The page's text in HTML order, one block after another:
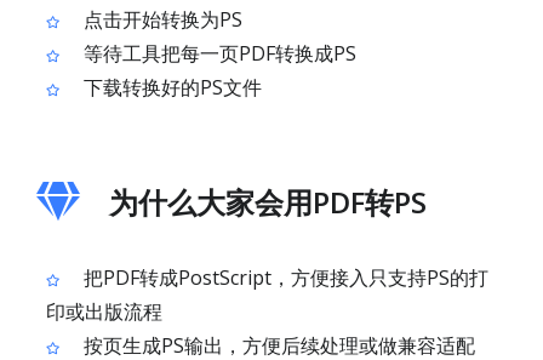
点击开始转换为PS
等待工具把每一页PDF转换成PS
下载转换好的PS文件
为什么大家会用PDF转PS
把PDF转成PostScript，方便接入只支持PS的打
印或出版流程
按页生成PS输出，方便后续处理或做兼容适配